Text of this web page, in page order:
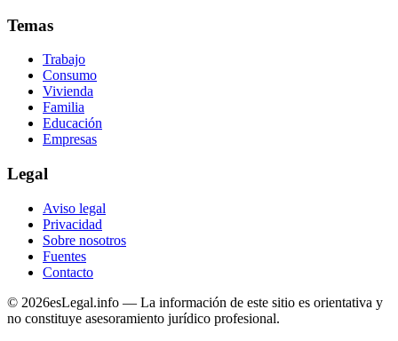
Temas
Trabajo
Consumo
Vivienda
Familia
Educación
Empresas
Legal
Aviso legal
Privacidad
Sobre nosotros
Fuentes
Contacto
© 2026esLegal.info — La información de este sitio es orientativa y
no constituye asesoramiento jurídico profesional.